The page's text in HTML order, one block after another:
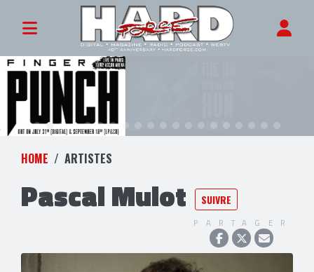
HOME ARTISTES
Pascal Mulot SUIVRE
PARTAGER